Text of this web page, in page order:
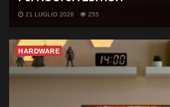
21 LUGLIO 2026 255
HARDWARE